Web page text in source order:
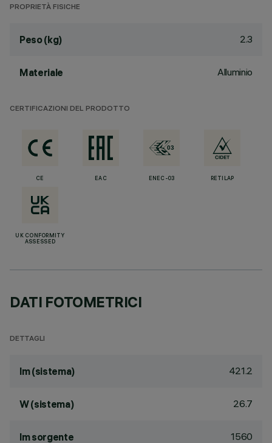
PROPRIETÀ FISICHE
Peso (kg) 2.3
Materiale Alluminio
CERTIFICAZIONI DEL PRODOTTO
CE EAC ENEC-03 RETILAP
UK CONFORMITY
ASSESSED
DATI FOTOMETRICI
DETTAGLI
lm (sistema) 421.2
W (sistema) 26.7
lm sorgente 1560